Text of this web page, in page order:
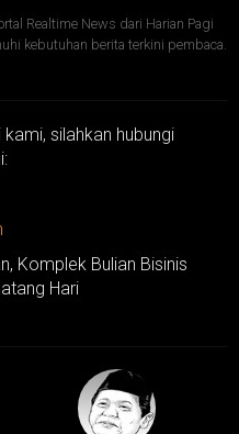
Realtime News dari Harian Pagi
kebutuhan berita terkini pembaca.
silahkan hubungi
Komplek Bulian Bisinis
Hari